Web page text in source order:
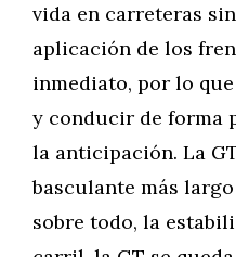
vida en carreteras
aplicación de los
inmediato, por lo
y conducir de forma
la anticipación. La
basculante más
sobre todo, la